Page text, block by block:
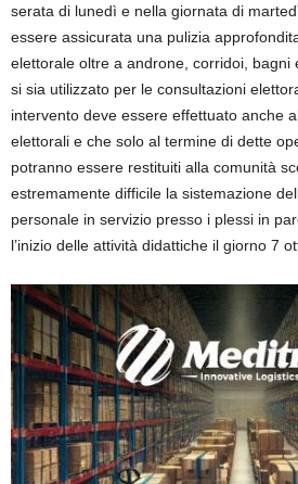
serata di lunedì e nella giornata di
essere assicurata una pulizia
elettorale oltre a androne, corridoi, bagni
si sia utilizzato per le consultazioni
intervento deve essere effettuato anche
elettorali e che solo al termine di dette
potranno essere restituiti alla comunità
estremamente difficile la sistemazione
personale in servizio presso i plessi in
l’inizio delle attività didattiche il giorno 7